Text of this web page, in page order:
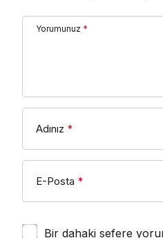
Yorumunuz *
Adınız *
E-Posta *
Bir dahaki sefere